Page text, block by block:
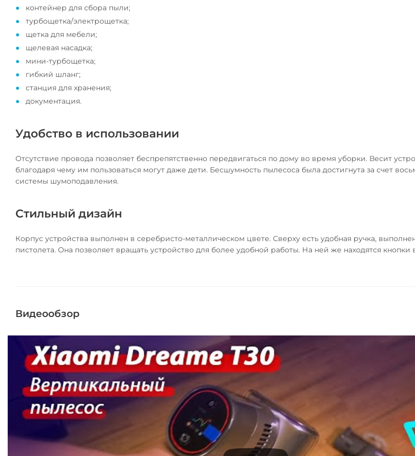
контейнер для сбора пыли;
турбощетка/электрощетка;
щетка для мебели;
щелевая насадка;
мини-турбощетка;
гибкий шланг;
cтанция для хранения;
документация.
Удобство в использовании
Отсутствие провода позволяет беспрепятственно передвигаться по дому во время уборки. Весит
благодаря чему им пользоваться могут даже дети. Бесшумность пылесоса была достигнута за счет
системы шумоподавления.
Стильный дизайн
Корпус устройства выполнен в серебристо-металлическом цвете. Сверху есть удобная ручка,
пистолета. Она позволяет вращать устройство для более удобной работы. На ней же находятся кнопки
Видеообзор